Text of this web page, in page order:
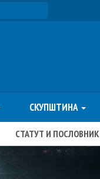
СКУПШТИНА
СТАТУТ И ПОСЛОВНИК